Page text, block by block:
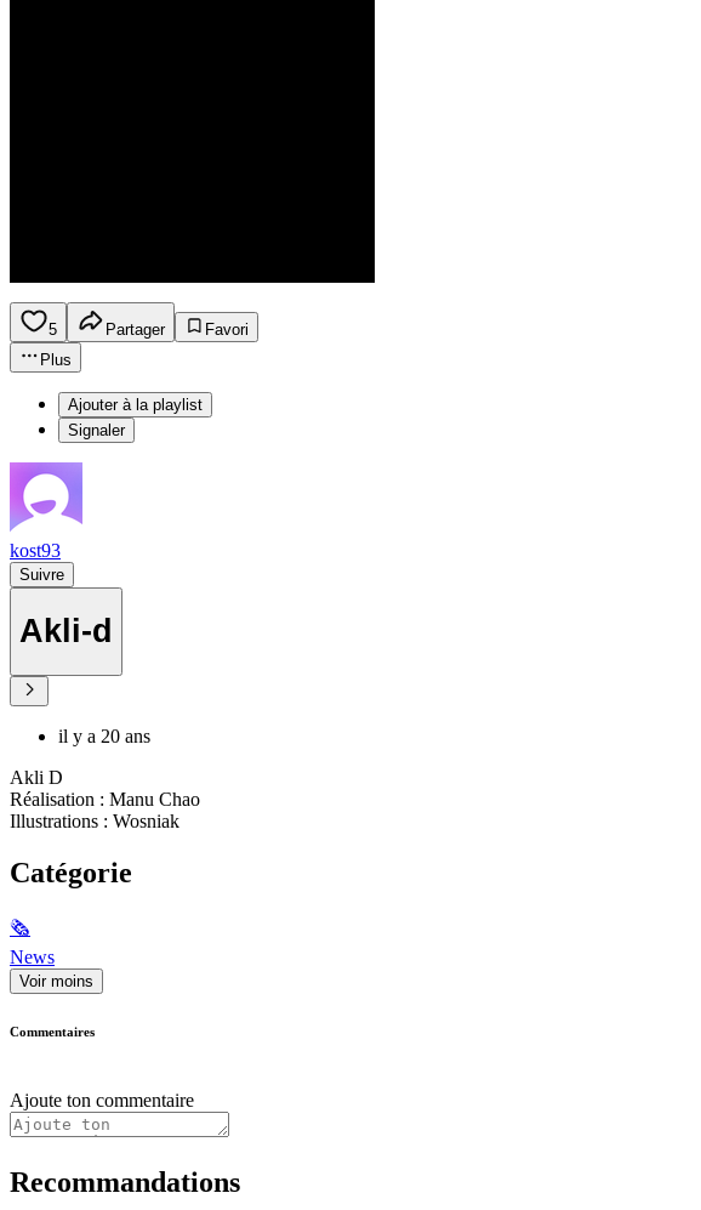
5 Partager
Favori
Plus
Ajouter à la playlist
Signaler
kost93
Suivre
Akli-d
il y a 20 ans
Akli D
Réalisation : Manu Chao
Illustrations : Wosniak
Catégorie
🗞
News
Voir moins
Commentaires
Ajoute ton commentaire
Recommandations